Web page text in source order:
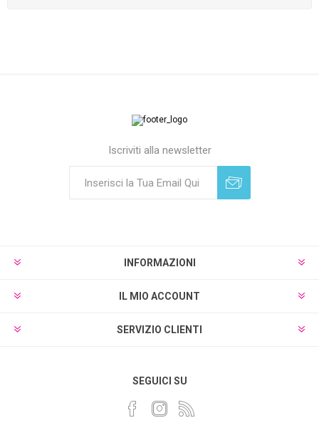
Iscriviti alla newsletter
INFORMAZIONI
IL MIO ACCOUNT
SERVIZIO CLIENTI
SEGUICI SU